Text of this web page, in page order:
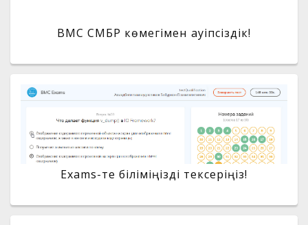
BMC СМБР көмегімен қауіпсіздік!
Exams-те біліміңізді тексеріңіз!